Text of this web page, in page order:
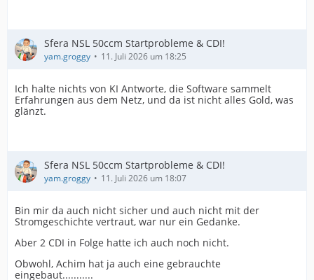
Sfera NSL 50ccm Startprobleme & CDI!
yam.groggy 11. Juli 2026 um 18:25
Ich halte nichts von KI Antworte, die Software sammelt
Erfahrungen aus dem Netz, und da ist nicht alles Gold, was
glänzt.
Sfera NSL 50ccm Startprobleme & CDI!
yam.groggy 11. Juli 2026 um 18:07
Bin mir da auch nicht sicher und auch nicht mit der
Stromgeschichte vertraut, war nur ein Gedanke.
Aber 2 CDI in Folge hatte ich auch noch nicht.
Obwohl, Achim hat ja auch eine gebrauchte
eingebaut...........